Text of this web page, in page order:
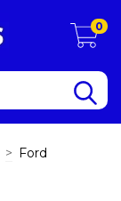
0
> Ford